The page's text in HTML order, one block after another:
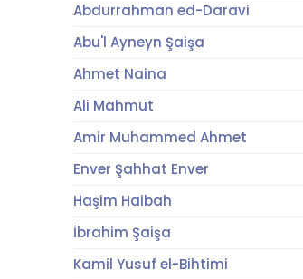
Abdurrahman ed-Daravi
Abu'l Ayneyn Şaişa
Ahmet Naina
Ali Mahmut
Amir Muhammed Ahmet
Enver Şahhat Enver
Haşim Haibah
İbrahim Şaişa
Kamil Yusuf el-Bihtimi